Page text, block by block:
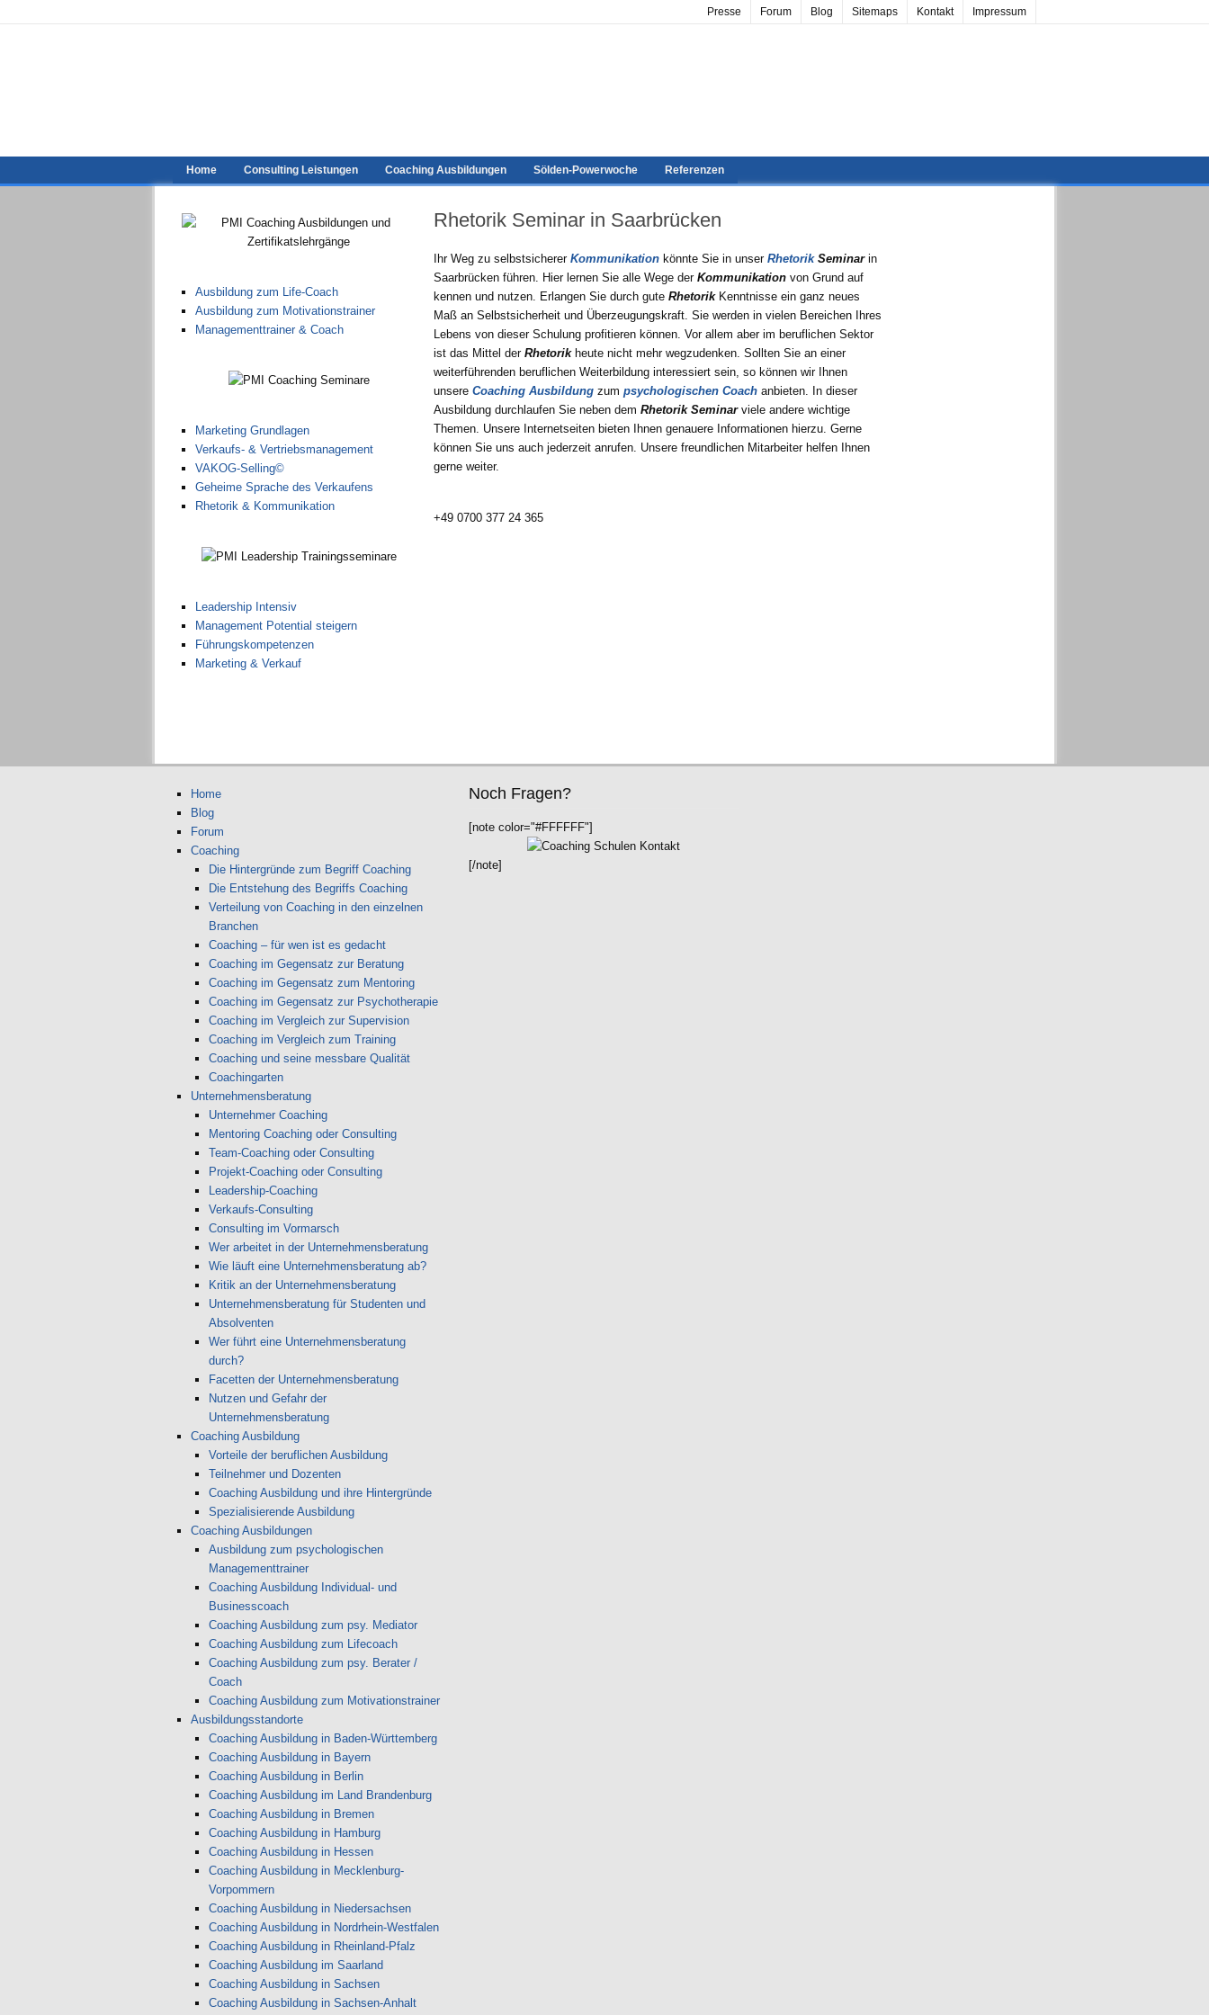
Presse Forum Blog Sitemaps Kontakt Impressum
Home Consulting Leistungen Coaching Ausbildungen Sölden-Powerwoche Referenzen
Rhetorik Seminar in Saarbrücken
Ihr Weg zu selbstsicherer Kommunikation könnte Sie in unser Rhetorik Seminarin
Saarbrücken führen. Hier lernen Sie alle Wege der Kommunikation von Grund auf
kennen und nutzen. Erlangen Sie durch gute RhetorikKenntnisse ein ganz neues
Maß an Selbstsicherheit und Überzeugungskraft. Sie werden in vielen Bereichen Ihres
Lebens von dieser Schulung profitieren können. Vor allem aber im beruflichen Sektor
ist das Mittel der Rhetorikheute nicht mehr wegzudenken. Sollten Sie an einer
weiterführenden beruflichen Weiterbildung interessiert sein, so können wir Ihnen
unsere Coaching Ausbildung zum psychologischen Coach anbieten. In dieser
Ausbildung durchlaufen Sie neben dem Rhetorik Seminarviele andere wichtige
Themen. Unsere Internetseiten bieten Ihnen genauere Informationen hierzu. Gerne
können Sie uns auch jederzeit anrufen. Unsere freundlichen Mitarbeiter helfen Ihnen
gerne weiter.
+49 0700 377 24 365
Ausbildung zum Life-Coach
Ausbildung zum Motivationstrainer
Managementtrainer & Coach
Marketing Grundlagen
Verkaufs- & Vertriebsmanagement
VAKOG-Selling©
Geheime Sprache des Verkaufens
Rhetorik & Kommunikation
Leadership Intensiv
Management Potential steigern
Führungskompetenzen
Marketing & Verkauf
Home
Blog
Forum
Coaching
Die Hintergründe zum Begriff Coaching
Die Entstehung des Begriffs Coaching
Verteilung von Coaching in den einzelnen
Branchen
Coaching – für wen ist es gedacht
Coaching im Gegensatz zur Beratung
Coaching im Gegensatz zum Mentoring
Coaching im Gegensatz zur Psychotherapie
Coaching im Vergleich zur Supervision
Coaching im Vergleich zum Training
Coaching und seine messbare Qualität
Coachingarten
Unternehmensberatung
Unternehmer Coaching
Mentoring Coaching oder Consulting
Team-Coaching oder Consulting
Projekt-Coaching oder Consulting
Leadership-Coaching
Verkaufs-Consulting
Consulting im Vormarsch
Wer arbeitet in der Unternehmensberatung
Wie läuft eine Unternehmensberatung ab?
Kritik an der Unternehmensberatung
Unternehmensberatung für Studenten und
Absolventen
Wer führt eine Unternehmensberatung
durch?
Facetten der Unternehmensberatung
Nutzen und Gefahr der
Unternehmensberatung
Coaching Ausbildung
Vorteile der beruflichen Ausbildung
Teilnehmer und Dozenten
Coaching Ausbildung und ihre Hintergründe
Spezialisierende Ausbildung
Coaching Ausbildungen
Ausbildung zum psychologischen
Managementtrainer
Coaching Ausbildung Individual- und
Businesscoach
Coaching Ausbildung zum psy. Mediator
Coaching Ausbildung zum Lifecoach
Coaching Ausbildung zum psy. Berater /
Coach
Coaching Ausbildung zum Motivationstrainer
Ausbildungsstandorte
Coaching Ausbildung in Baden-Württemberg
Coaching Ausbildung in Bayern
Coaching Ausbildung in Berlin
Coaching Ausbildung im Land Brandenburg
Coaching Ausbildung in Bremen
Coaching Ausbildung in Hamburg
Coaching Ausbildung in Hessen
Coaching Ausbildung in Mecklenburg-
Vorpommern
Coaching Ausbildung in Niedersachsen
Coaching Ausbildung in Nordrhein-Westfalen
Coaching Ausbildung in Rheinland-Pfalz
Coaching Ausbildung im Saarland
Coaching Ausbildung in Sachsen
Coaching Ausbildung in Sachsen-Anhalt
Noch Fragen?
[note color="#FFFFFF"]
[/note]